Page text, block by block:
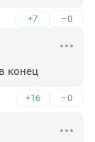
+7 –0
конец
+16 –0